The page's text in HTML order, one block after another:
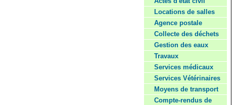
Locations de salles
Agence postale
Collecte des déchets
Gestion des eaux
Travaux
Services médicaux
Services Vétérinaires
Moyens de transport
Compte-rendus de